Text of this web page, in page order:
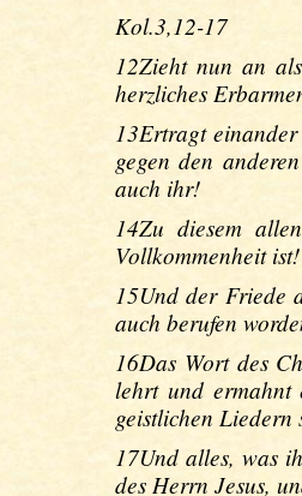
Kol.3,12-17
12Zieht nun an
herzliches
13Ertragt
gegen den
auch ihr!
14Zu diesem
Vollkommenheit ist!
15Und der Friede
auch berufen
16Das Wort des
lehrt und ermahnt
geistlichen
17Und alles, was
des Herrn Jesus,